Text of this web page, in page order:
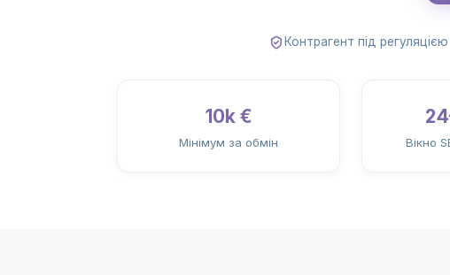
Контрагент під
10k €
Мінімум за обмін Вікно